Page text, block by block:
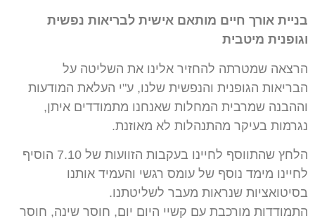
בניית אורך חיים מותאם אישית לבריאות נפשית
וגופנית מיטבית
הרצאה שמטרתה להחזיר אלינו את השליטה על
הבריאות הגופנית והנפשית שלנו, ע"י העלאת המודעות
וההבנה שמרבית המחלות שאנחנו מתמודדים איתן,
נגרמות בעיקר מהתנהלות לא מאוזנת.
הלחץ שהתווסף לחיינו בעקבות הזוועות של 7.10 הוסיף
לחיינו מימד נוסף של עומס רגשי והעמיד אותנו
בסיטואציות שנראות מעבר לשליטתנו.
התמודדות מורכבת עם קשיי היום יום, חוסר שינה, חוסר